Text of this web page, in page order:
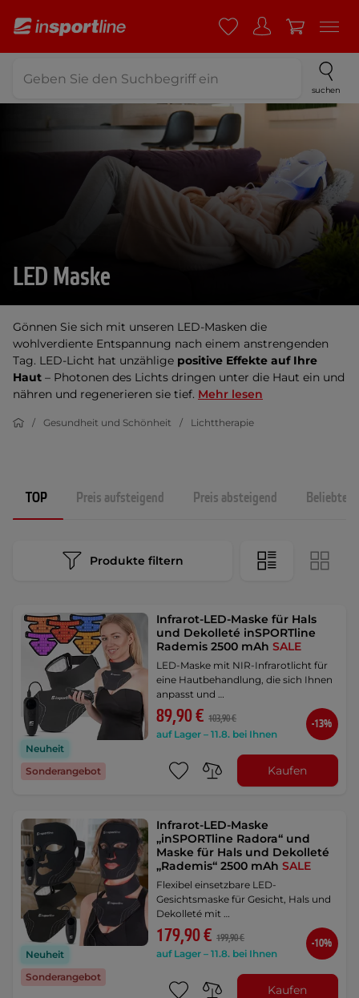
suchen
LED Maske
Gönnen Sie sich mit unseren LED-Masken die
wohlverdiente Entspannung nach einem anstrengenden
Tag. LED-Licht hat unzählige positive Effekte auf Ihre
Haut – Photonen des Lichts dringen unter die Haut ein und
nähren und regenerieren sie tief. Mehr lesen
Gesundheit und Schönheit Lichttherapie
TOP Preis aufsteigend Preis absteigend
Produkte filtern
Neuheit
Sonderangebot
Infrarot-LED-Maske für Hals
und Dekolleté inSPORTline
Rademis 2500 mAhSALE
LED-Maske mit NIR-Infrarotlicht für
eine Hautbehandlung, die sich Ihnen
anpasst und …
89,90 € 103,90 €
auf Lager – 11.8. bei Ihnen
-13%
Kaufen
Neuheit
Sonderangebot
Infrarot-LED-Maske
„inSPORTline Radora“ und
Maske für Hals und Dekolleté
„Rademis“ 2500 mAhSALE
Flexibel einsetzbare LED-
Gesichtsmaske für Gesicht, Hals und
Dekolleté mit …
179,90 € 199,90 €
auf Lager – 11.8. bei Ihnen
-10%
Kaufen